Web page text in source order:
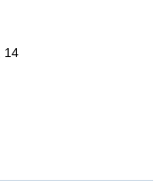
14